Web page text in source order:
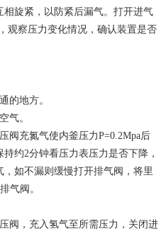
旋紧，以防紧后漏气。打开进气
观察压力变化情况，确认装置是否
的地方。
气。
阀充氮气使内釜压力P=0.2Mpa后
约2分钟看压力表压力是否下降，
如不漏则缓慢打开排气阀，将里
气阀。
，充入氢气至所需压力，关闭进